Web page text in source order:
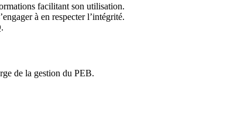
facilitant son utilisation.
à en respecter l’intégrité.
de la gestion du PEB.